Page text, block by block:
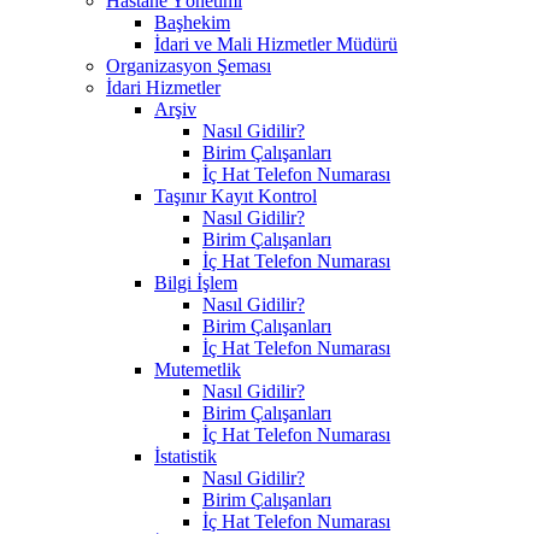
Başhekim
İdari ve Mali Hizmetler Müdürü
Organizasyon Şeması
İdari Hizmetler
Arşiv
Nasıl Gidilir?
Birim Çalışanları
İç Hat Telefon Numarası
Taşınır Kayıt Kontrol
Nasıl Gidilir?
Birim Çalışanları
İç Hat Telefon Numarası
Bilgi İşlem
Nasıl Gidilir?
Birim Çalışanları
İç Hat Telefon Numarası
Mutemetlik
Nasıl Gidilir?
Birim Çalışanları
İç Hat Telefon Numarası
İstatistik
Nasıl Gidilir?
Birim Çalışanları
İç Hat Telefon Numarası